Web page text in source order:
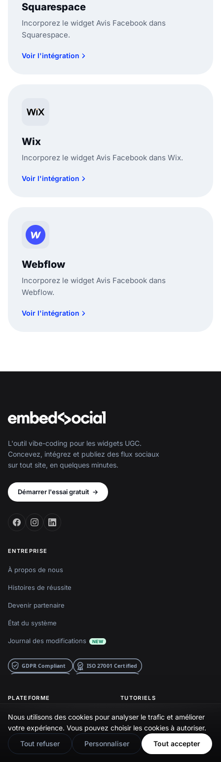
Squarespace
Incorporez le widget Avis Facebook dans
Squarespace.
Voir l'intégration
Wix
Incorporez le widget Avis Facebook dans Wix.
Voir l'intégration
Webflow
Incorporez le widget Avis Facebook dans
Webflow.
Voir l'intégration
L'outil vibe-coding pour les widgets UGC.
Concevez, intégrez et publiez des flux sociaux
sur tout site, en quelques minutes.
Démarrer l'essai gratuit →
ENTREPRISE
À propos de nous
Histoires de réussite
Devenir partenaire
État du système
Journal des modifications NEW
PLATEFORME
Logiciel UGC
Logiciel GBP
API GBP
TUTORIELS
Intégrer avis Google
Intégrer Stories Instagram
Intégrer Reels Instagram
Nous utilisons des cookies pour analyser le trafic et améliorer
votre expérience. Vous pouvez choisir les cookies à autoriser.
Tout refuser
Personnaliser Tout accepter
🇬🇧Would you prefer this site in English?
View in English